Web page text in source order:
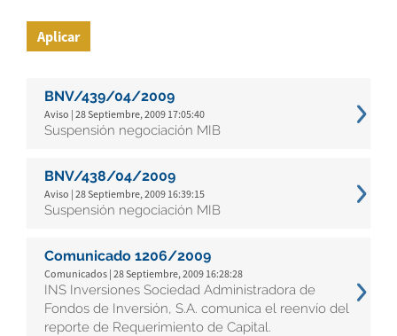
Aplicar
BNV/439/04/2009
Aviso | 28 Septiembre, 2009 17:05:40
Suspensión negociación MIB
BNV/438/04/2009
Aviso | 28 Septiembre, 2009 16:39:15
Suspensión negociación MIB
Comunicado 1206/2009
Comunicados | 28 Septiembre, 2009 16:28:28
INS Inversiones Sociedad Administradora de
Fondos de Inversión, S.A. comunica el reenvío del
reporte de Requerimiento de Capital.